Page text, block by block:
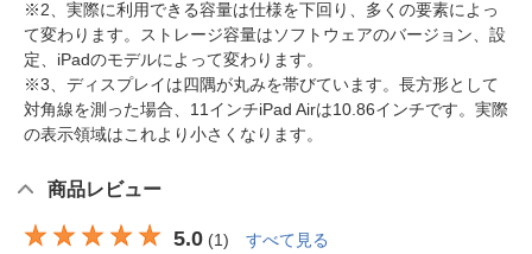
※2、実際に利用できる容量は仕様を下回り、多くの要素によっ
て変わります。ストレージ容量はソフトウェアのバージョン、設
定、iPadのモデルによって変わります。
※3、ディスプレイは四隅が丸みを帯びています。長方形として
対角線を測った場合、11インチiPad Airは10.86インチです。実際
の表示領域はこれより小さくなります。
商品レビュー
5.0 (1) すべて見る